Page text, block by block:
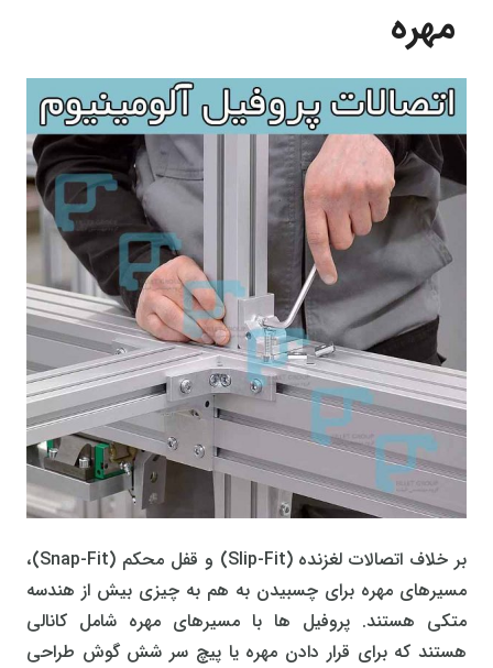
مهره
بر خلاف اتصالات لغزنده (Slip-Fit) و قفل محکم (Snap-Fit)،
مسیرهای مهره برای چسبیدن به هم به چیزی بیش از هندسه
متکی هستند. پروفیل ها با مسیرهای مهره شامل کانالی
هستند که برای قرار دادن مهره یا پیچ سر شش گوش طراحی